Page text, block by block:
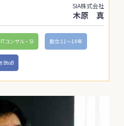
SIA株式会社
木原 真
コンサル・SI 創立:11〜14年
:BtoB